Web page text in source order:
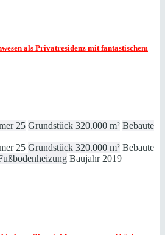
als Privatresidenz mit fantastischem
25 Grundstück 320.000 m² Bebaute
25 Grundstück 320.000 m² Bebaute
Baujahr 2019